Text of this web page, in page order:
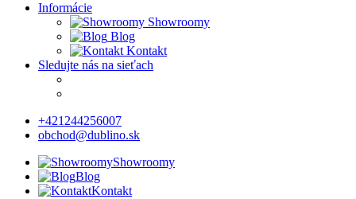
Informácie
Showroomy
Blog
Kontakt
Sledujte nás na sieťach
+421244256007
obchod@dublino.sk
Showroomy
Blog
Kontakt